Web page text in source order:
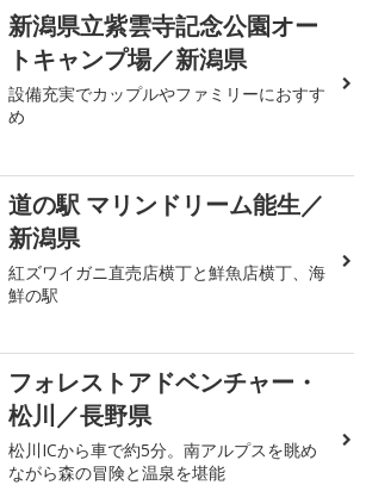
新潟県立紫雲寺記念公園オー
トキャンプ場／新潟県
設備充実でカップルやファミリーにおすす
め
道の駅 マリンドリーム能生／
新潟県
紅ズワイガニ直売店横丁と鮮魚店横丁、海
鮮の駅
フォレストアドベンチャー・
松川／長野県
松川ICから車で約5分。南アルプスを眺め
ながら森の冒険と温泉を堪能